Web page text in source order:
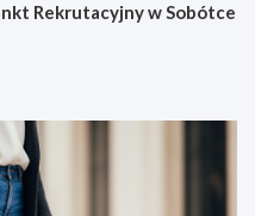
Rekrutacyjny w Sobótce